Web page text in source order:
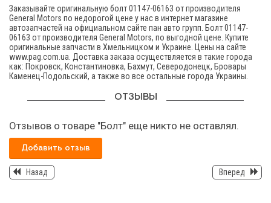
Заказывайте оригинальную болт 01147-06163 от производителя
General Motors по недорогой цене у нас в интернет магазине
автозапчастей на официальном сайте пан авто групп. Болт 01147-
06163 от производителя General Motors, по выгодной цене. Купите
оригинальные запчасти в Хмельницком и Украине. Цены на сайте
www.pag.com.ua. Доставка заказа осуществляется в такие города
как: Покровск, Константиновка, Бахмут, Северодонецк, Бровары
Каменец-Подольский, а также во все остальные города Украины.
ОТЗЫВЫ
Отзывов о товаре "Болт" еще никто не оставлял.
Добавить отзыв
Назад Вперед